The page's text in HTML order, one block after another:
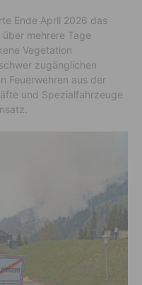
Ende April 2026 das
mehrere Tage
Vegetation
zugänglichen
Feuerwehren aus der
und Spezialfahrzeuge